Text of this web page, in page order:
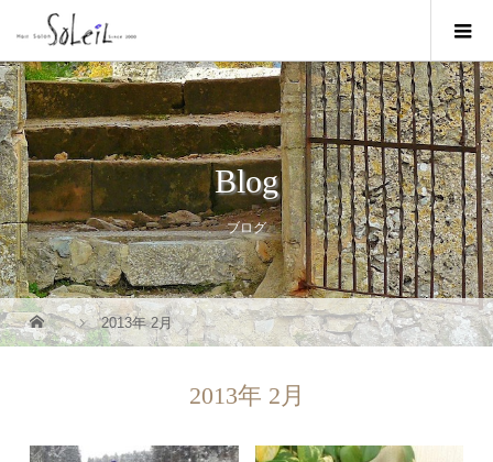
Blog
ブログ
2013年 2月
2013年 2月